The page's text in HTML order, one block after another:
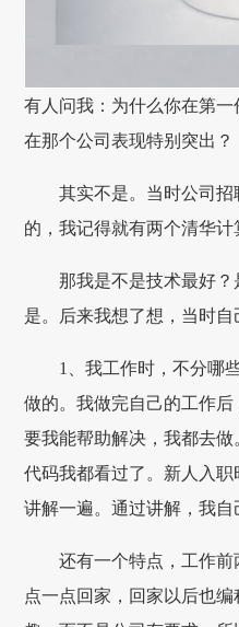
有人问我：为什么你在第
在那个公司表现特别突出？
其实不是。当时公司
的，我记得就有两个清华计
那我是不是技术最好
是。后来我想了想，当时自
1、我工作时，不分哪
做的。我做完自己的工作
要我能帮助解决，我都去做
代码我都看过了。新人入
讲解一遍。通过讲解，我自
还有一个特点，工作
点一点回家，回家以后也